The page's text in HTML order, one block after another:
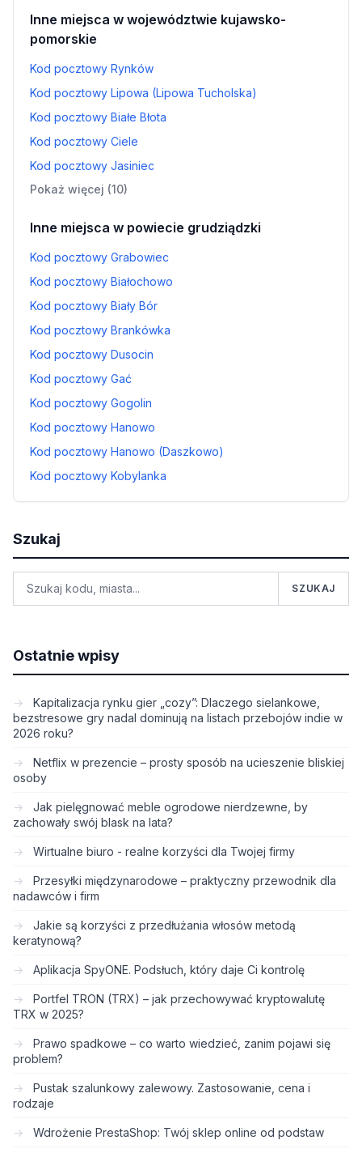
Inne miejsca w województwie kujawsko-
pomorskie
Kod pocztowy Rynków
Kod pocztowy Lipowa (Lipowa Tucholska)
Kod pocztowy Białe Błota
Kod pocztowy Ciele
Kod pocztowy Jasiniec
Pokaż więcej (10)
Inne miejsca w powiecie grudziądzki
Kod pocztowy Grabowiec
Kod pocztowy Białochowo
Kod pocztowy Biały Bór
Kod pocztowy Brankówka
Kod pocztowy Dusocin
Kod pocztowy Gać
Kod pocztowy Gogolin
Kod pocztowy Hanowo
Kod pocztowy Hanowo (Daszkowo)
Kod pocztowy Kobylanka
Szukaj
SZUKAJ
Ostatnie wpisy
Kapitalizacja rynku gier „cozy”: Dlaczego sielankowe,
bezstresowe gry nadal dominują na listach przebojów indie w
2026 roku?
Netflix w prezencie – prosty sposób na ucieszenie bliskiej
osoby
Jak pielęgnować meble ogrodowe nierdzewne, by
zachowały swój blask na lata?
Wirtualne biuro - realne korzyści dla Twojej firmy
Przesyłki międzynarodowe – praktyczny przewodnik dla
nadawców i firm
Jakie są korzyści z przedłużania włosów metodą
keratynową?
Aplikacja SpyONE. Podsłuch, który daje Ci kontrolę
Portfel TRON (TRX) – jak przechowywać kryptowalutę
TRX w 2025?
Prawo spadkowe – co warto wiedzieć, zanim pojawi się
problem?
Pustak szalunkowy zalewowy. Zastosowanie, cena i
rodzaje
Wdrożenie PrestaShop: Twój sklep online od podstaw